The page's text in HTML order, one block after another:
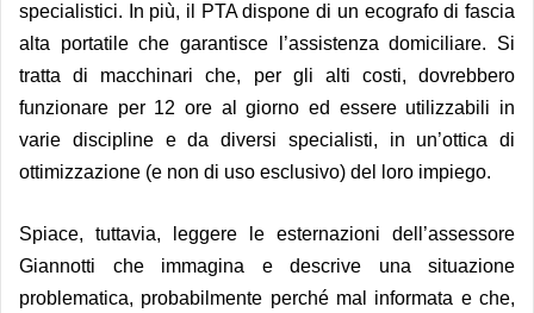
specialistici. In più, il PTA dispone di un ecografo di fascia
alta portatile che garantisce l’assistenza domiciliare. Si
tratta di macchinari che, per gli alti costi, dovrebbero
funzionare per 12 ore al giorno ed essere utilizzabili in
varie discipline e da diversi specialisti, in un’ottica di
ottimizzazione (e non di uso esclusivo) del loro impiego.
Spiace, tuttavia, leggere le esternazioni dell’assessore
Giannotti che immagina e descrive una situazione
problematica, probabilmente perché mal informata e che,